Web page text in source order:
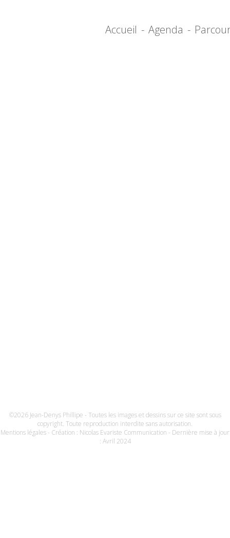
Accueil - Agenda -
©2026 Jean-Denys Phillipe - Toutes les images et dessins sur ce site sont sous
copyright. Toute reproduction interdite sans autorisation.
Mentions légales - Création : Nicolas Evariste Communication - Dernière mise à jour
: Avril 2024